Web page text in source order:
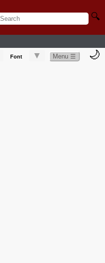
🔍
Font ▼ Menu ☰ 🌙